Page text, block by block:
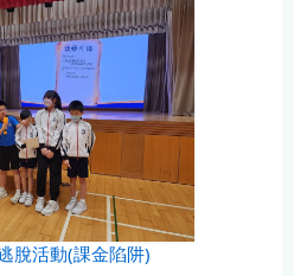
脫活動(課金陷阱)